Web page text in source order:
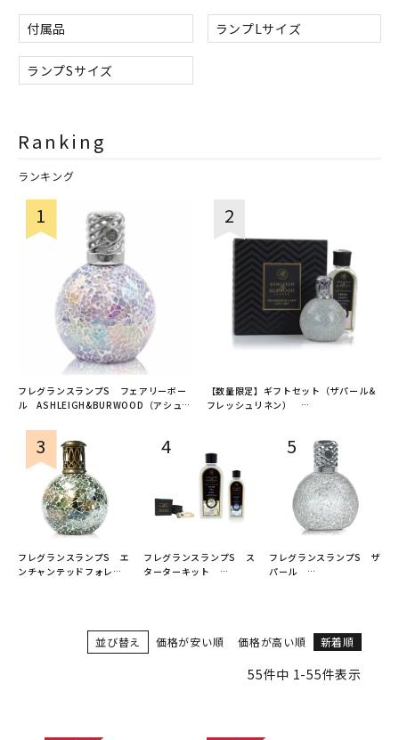
付属品 ランプLサイズ
ランプSサイズ
Ranking
ランキング
フレグランスランプS フェアリーボー
ル ASHLEIGH&BURWOOD（アシュレ
【数量限定】ギフトセット（ザパール＆
フレッシュリネン）
フレグランスランプS エ
ンチャンテッドフォレス
フレグランスランプS ス
ターターキット
フレグランスランプS ザ
パール
並び替え 価格が安い順 価格が高い順 新着順
55件中 1-55件表示